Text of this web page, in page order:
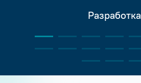
Разработка